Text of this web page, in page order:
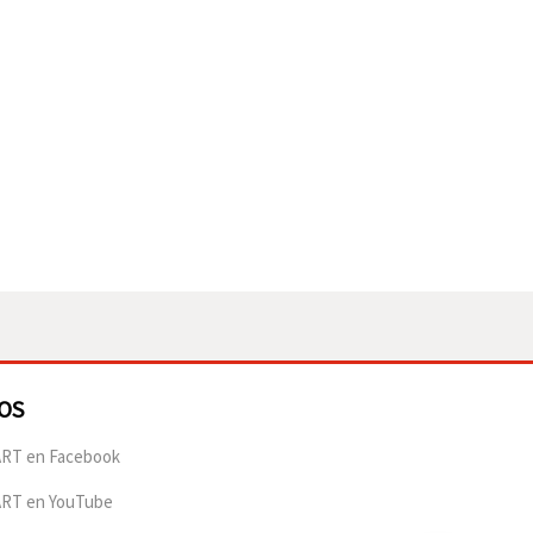
en Facebook
en YouTube